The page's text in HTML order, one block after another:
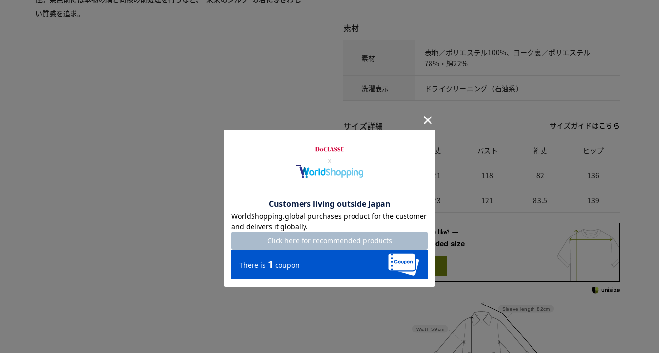
い質感を追求。
素材
素材
表地／ポリエステル100%、ヨーク裏／ポリエステル
78%・綿22%
洗濯表示 ドライクリーニング（石油系）
サイズ詳細 サイズガイドはこちら
着丈 バスト 裄丈 ヒップ
121 118 82 136
L 123 121 83.5 139
Check the recommended size
Try this item on
Sleeve length 82cm
Width 59cm